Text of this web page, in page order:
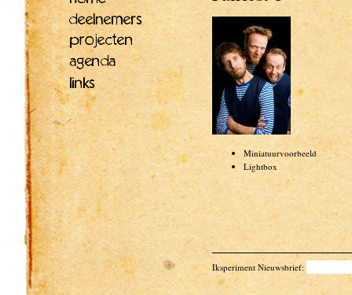
Miniatuurvoorbeeld
Lightbox
Iksperiment Nieuwsbrief: